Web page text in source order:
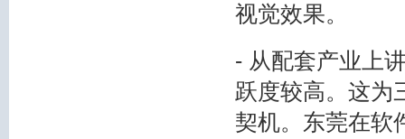
视觉效果。
- 从配套产业上
跃度较高。这为
契机。东莞在软